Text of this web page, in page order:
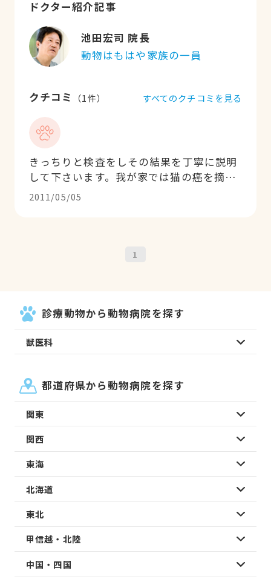
ドクター紹介記事
池田宏司 院長
動物はもはや家族の一員
クチコミ （1件）
きっちりと検査をしその結果を丁寧に説明
して下さいます。我が家では猫の癌を摘出
していただきましたが、術後の先生の笑顔
に証明された通り、元気になって帰ってき
2011/05/05
すべてのクチコミを見る
1
診療動物から動物病院を探す
獣医科
都道府県から動物病院を探す
関東
関西
東海
北海道
東北
甲信越・北陸
中国・四国